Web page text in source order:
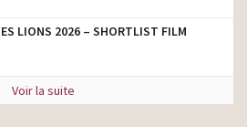
LIONS 2026 – SHORTLIST FILM
Voir la suite